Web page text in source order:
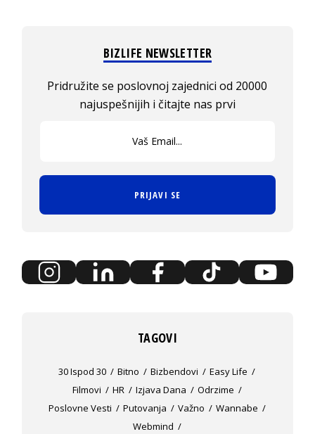
BIZLIFE NEWSLETTER
Pridružite se poslovnoj zajednici od 20000
najuspešnijih i čitajte nas prvi
PRIJAVI SE
TAGOVI
30 Ispod 30 Bitno Bizbendovi
Easy Life
Filmovi
HR Izjava Dana
Odrzime
Poslovne Vesti
Putovanja Važno
Wannabe
Webmind